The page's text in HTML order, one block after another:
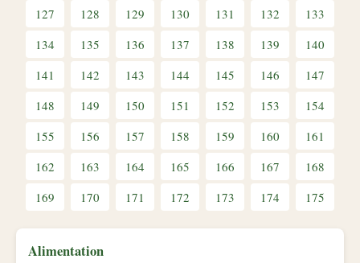
127
128 129 130 131 132
133
134
135 136 137 138 139
140
141
142 143 144 145 146
147
148
149 150 151 152 153
154
155
156 157 158 159 160
161
162
163 164 165 166 167
168
169
170 171 172 173 174 175
Alimentation